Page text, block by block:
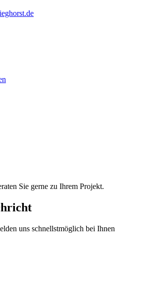
Sie gerne zu Ihrem Projekt.
uns schnellstmöglich bei Ihnen